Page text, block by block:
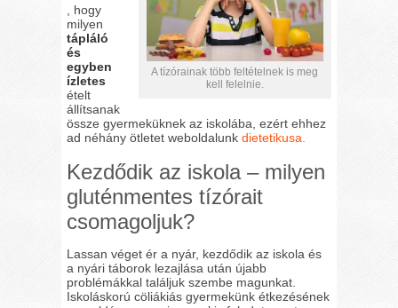
A tízórainak több feltételnek is meg
kell felelnie.
, hogy
milyen
tápláló
és
egyben
ízletes
ételt
állítsanak
össze gyermeküknek az iskolába, ezért ehhez
ad néhány ötletet weboldalunkdietetikusa.
Kezdődik az iskola – milyen
gluténmentes tízórait
csomagoljuk?
Lassan véget ér a nyár, kezdődik az iskola és
a nyári táborok lezajlása után újabb
problémákkal találjuk szembe magunkat.
Iskoláskorú cöliákiás gyermekünk étkezésének